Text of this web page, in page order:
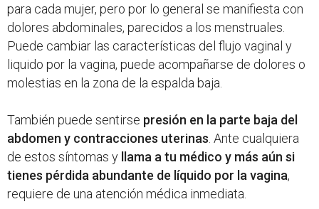
para cada mujer, pero por lo general se manifiesta con
dolores abdominales, parecidos a los menstruales.
Puede cambiar las características del flujo vaginal y
liquido por la vagina, puede acompañarse de dolores o
molestias en la zona de la espalda baja.
También puede sentirse presión en la parte baja del
abdomen y contracciones uterinas . Ante cualquiera
de estos síntomas y
llama a tu médico y más aún si
tienes pérdida abundante de líquido por la vagina,
requiere de una atención médica inmediata.